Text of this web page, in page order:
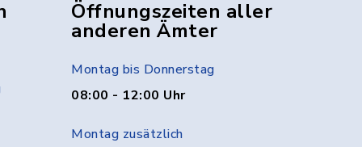
Öffnungszeiten aller
anderen Ämter
Montag bis Donnerstag
08:00 - 12:00 Uhr
Montag zusätzlich